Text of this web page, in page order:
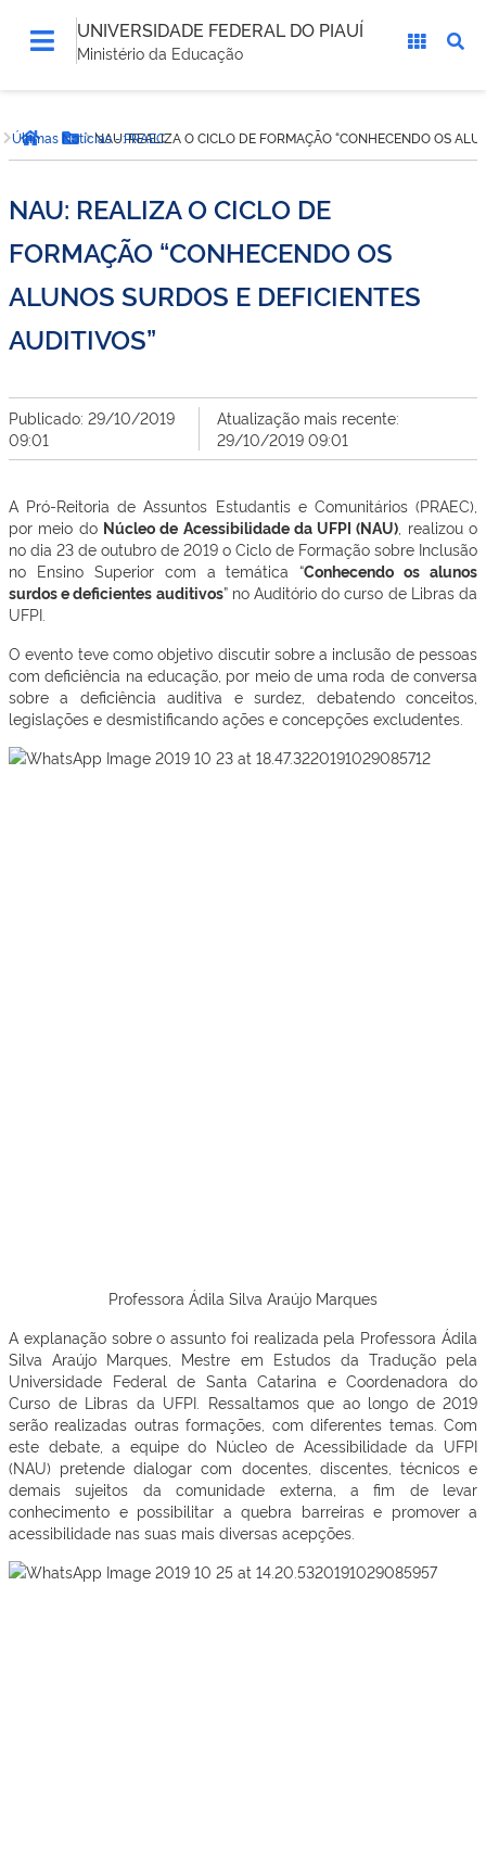
UNIVERSIDADE FEDERAL DO PIAUÍ
Ministério da Educação
está
aqui:Página inicial
Botão Menu
Últimas Notícias - PRAECNAU: REALIZA O CICLO DE FORMAÇÃO “CONHECENDO OS
NAU: REALIZA O CICLO DE
FORMAÇÃO “CONHECENDO OS
ALUNOS SURDOS E DEFICIENTES
AUDITIVOS”
Publicado: 29/10/2019
09:01
Atualização mais recente:
29/10/2019 09:01
A Pró-Reitoria de Assuntos Estudantis e Comunitários (PRAEC),
por meio do Núcleo de Acessibilidade da UFPI (NAU) , realizou o
no dia 23 de outubro de 2019 o Ciclo de Formação sobre Inclusão
no Ensino Superior com a temática “Conhecendo os alunos
surdos e deficientes auditivos” no Auditório do curso de Libras da
UFPI.
O evento teve como objetivo discutir sobre a inclusão de pessoas
com deficiência na educação, por meio de uma roda de conversa
sobre a deficiência auditiva e surdez, debatendo conceitos,
legislações e desmistificando ações e concepções excludentes.
Professora Ádila Silva Araújo Marques
A explanação sobre o assunto foi realizada pela Professora Ádila
Silva Araújo Marques, Mestre em Estudos da Tradução pela
Universidade Federal de Santa Catarina e Coordenadora do
Curso de Libras da UFPI. Ressaltamos que ao longo de 2019
serão realizadas outras formações, com diferentes temas. Com
este debate, a equipe do Núcleo de Acessibilidade da UFPI
(NAU) pretende dialogar com docentes, discentes, técnicos e
demais sujeitos da comunidade externa, a fim de levar
conhecimento e possibilitar a quebra barreiras e promover a
acessibilidade nas suas mais diversas acepções.